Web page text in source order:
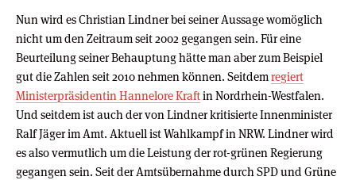
Nun wird es Christian Lindner bei seiner Aussage womöglich
nicht um den Zeitraum seit 2002 gegangen sein. Für eine
Beurteilung seiner Behauptung hätte man aber zum Beispiel
gut die Zahlen seit 2010 nehmen können. Seitdemregiert
Ministerpräsidentin Hannelore Kraftin Nordrhein-Westfalen.
Und seitdem ist auch der von Lindner kritisierte Innenminister
Ralf Jäger im Amt. Aktuell ist Wahlkampf in NRW. Lindner wird
es also vermutlich um die Leistung der rot-grünen Regierung
gegangen sein. Seit der Amtsübernahme durch SPD und Grüne